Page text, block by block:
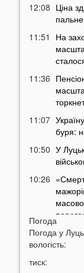
12:08 Ціна
11:51
На
11:36
11:07
буря:
10:50 У
10:26
10:06
На
09:42 На
Погода
Погода у
вологість:
тиск: